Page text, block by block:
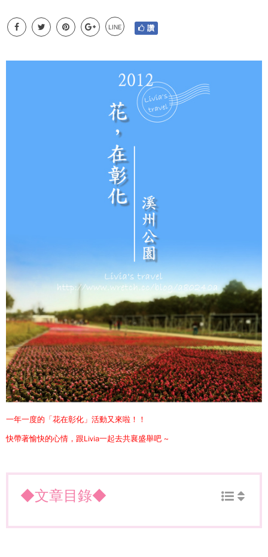
LINE 讚
一年一度的「花在彰化」活動又來啦！！
快帶著愉快的心情 ，跟Livia一起去共襄盛舉吧 ~
◆文章目錄◆